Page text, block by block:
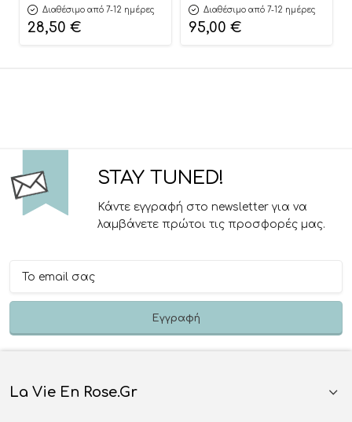
Basket 3800146273279 –
Cangaroo
Διαθέσιμο από 7-12 ημέρες
28,50 €
3801005153725
Διαθέσιμο από 7-12 ημέρες
95,00 €
STAY TUNED!
Κάντε εγγραφή στο newsletter για να
λαμβάνετε πρώτοι τις προσφορές μας.
La Vie En Rose.gr